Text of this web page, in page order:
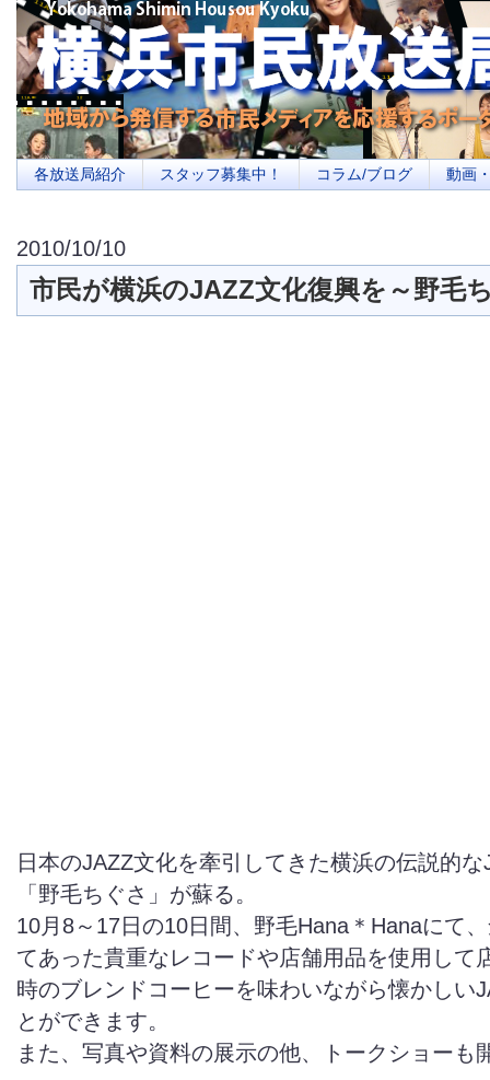
横浜の地域メディア、地域・市民・放送局・メディアを応援するポータルサ
を目指します
各放送局紹介 スタッフ募集中！ コラム/ブログ 動画
2010/10/10
市民が横浜のJAZZ文化復興を～野毛
日本のJAZZ文化を牽引してきた横浜の伝説的
「野毛ちぐさ」が蘇る。
10月8～17日の10日間、野毛Hana＊Hanaにて
てあった貴重なレコードや店舗用品を使用して
時のブレンドコーヒーを味わいながら懐かしい
とができます。
また、写真や資料の展示の他、トークショーも